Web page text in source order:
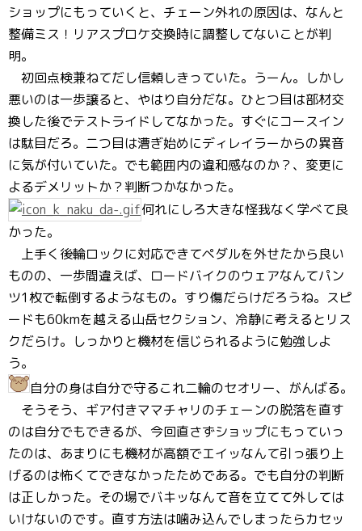
ショップにもっていくと、チェーン外れの原因は、なんと
整備ミス！リアスプロケ交換時に調整してないことが判
明。
初回点検兼ねてだし信頼しきっていた。うーん。しかし
悪いのは一歩譲ると、やはり自分だな。ひとつ目は部材交
換した後でテストライドしてなかった。すぐにコースイン
は駄目だろ。二つ目は漕ぎ始めにディレイラーからの異音
に気が付いていた。でも範囲内の違和感なのか？、変更に
よるデメリットか？判断つかなかった。
何れにしろ大きな怪我なく学べて良
かった。
上手く後輪ロックに対応できてペダルを外せたから良い
ものの、一歩間違えば、ロードバイクのウェアなんてパン
ツ1枚で転倒するようなもの。すり傷だらけだろうね。スピ
ードも60kmを越える山岳セクション、冷静に考えるとリス
クだらけ。しっかりと機材を信じられるように勉強しよ
う。
自分の身は自分で守るこれ二輪のセオリー、がんばる。
そうそう、ギア付きママチャリのチェーンの脱落を直す
のは自分でもできるが、今回直さずショップにもっていっ
たのは、あまりにも機材が高額でエイッなんて引っ張り上
げるのは怖くてできなかったためである。でも自分の判断
は正しかった。その場でバキッなんて音を立てて外しては
いけないのです。直す方法は噛み込んでしまったらカセッ